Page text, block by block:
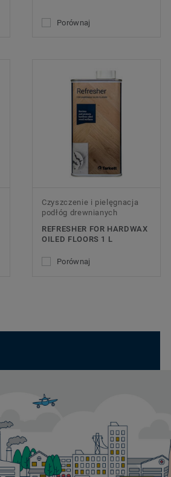
Porównaj
Czyszczenie i pielęgnacja
podłóg drewnianych
REFRESHER FOR HARDWAX
OILED FLOORS 1 L
Porównaj